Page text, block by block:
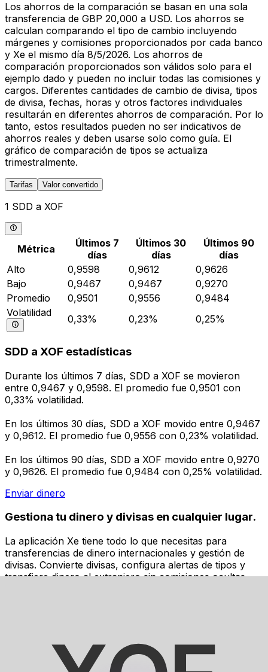
Los ahorros de la comparación se basan en una sola
transferencia de GBP 20,000 a USD. Los ahorros se
calculan comparando el tipo de cambio incluyendo
márgenes y comisiones proporcionados por cada banco
y Xe el mismo día 8/5/2026. Los ahorros de
comparación proporcionados son válidos solo para el
ejemplo dado y pueden no incluir todas las comisiones y
cargos. Diferentes cantidades de cambio de divisa, tipos
de divisa, fechas, horas y otros factores individuales
resultarán en diferentes ahorros de comparación. Por lo
tanto, estos resultados pueden no ser indicativos de
ahorros reales y deben usarse solo como guía. El
gráfico de comparación de tipos se actualiza
trimestralmente.
Tarifas Valor convertido
1 SDD a XOF
Métrica
Últimos 7
días
Últimos 30
días
Últimos 90
días
Alto
0,9598 0,9612
0,9626
Bajo
0,9467 0,9467
0,9270
Promedio
0,9501 0,9556
0,9484
Volatilidad
0,33% 0,23% 0,25%
SDD a XOF estadísticas
Durante los últimos 7 días, SDD a XOF se movieron
entre 0,9467 y 0,9598. El promedio fue 0,9501 con
0,33% volatilidad.
En los últimos 30 días, SDD a XOF movido entre 0,9467
y 0,9612. El promedio fue 0,9556 con 0,23% volatilidad.
En los últimos 90 días, SDD a XOF movido entre 0,9270
y 0,9626. El promedio fue 0,9484 con 0,25% volatilidad.
Enviar dinero
Gestiona tu dinero y divisas en cualquier lugar.
La aplicación Xe tiene todo lo que necesitas para
transferencias de dinero internacionales y gestión de
divisas. Convierte divisas, configura alertas de tipos y
transfiere dinero al extranjero sin comisiones ocultas.